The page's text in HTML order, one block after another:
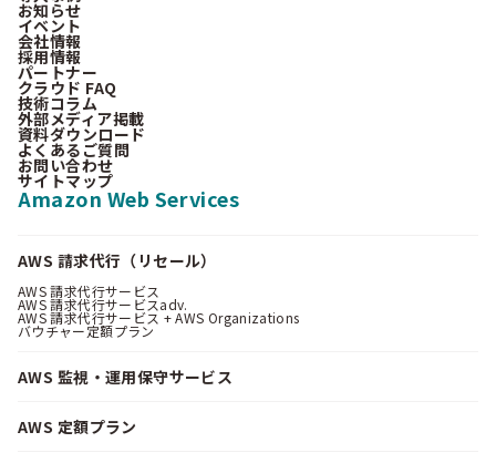
お知らせ
イベント
会社情報
採用情報
パートナー
クラウド FAQ
技術コラム
外部メディア掲載
資料ダウンロード
よくあるご質問
お問い合わせ
サイトマップ
Amazon Web Services
AWS 請求代行（リセール）
AWS 請求代行サービス
AWS 請求代行サービスadv.
AWS 請求代行サービス + AWS Organizations
バウチャー定額プラン
AWS 監視・運用保守サービス
AWS 定額プラン